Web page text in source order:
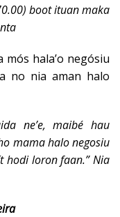
boot ituan maka
mós hala’o negósiu
no nia aman halo
ne’e, maibé hau
mama halo negosiu
hodi loron faan.” Nia